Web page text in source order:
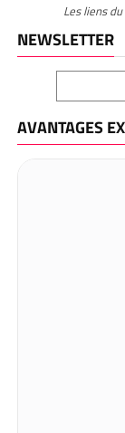
Les liens
NEWSLETTER
AVANTAGES